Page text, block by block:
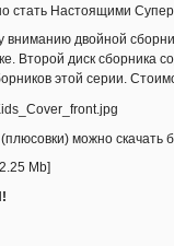
стать Настоящими
двойной
Второй диск
этой серии.
(плюсовки) можно скачать
Mb]